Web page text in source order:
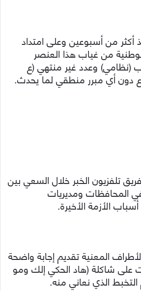
أكثر من أسبوعين وعلى امتداد
من غياب هذا العنصر
ذي 14 راكب (نظامي) وعدد غير منتهي (ع
دون أي مبرر منطقي لما يحدث.
تلفزيون الخبر خلال السعي بين
المحافظات ومديريات
الأزمة الأخيرة.
المعنية تقديم إجابة واضحة
على شاكلة (هاد الحكي إلك ومو
الذي نعاني منه.